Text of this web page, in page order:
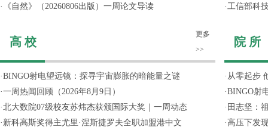
·
《自然》（20260806出版）一周论文导读
高 校
更多
>>
·BINGO射电望远镜：探寻宇宙膨胀的暗能量之谜
·一周热闻回顾（2026年8月9日）
·北大数院07级校友苏炜杰获颁国际大奖｜一周动态
· 新科高斯奖得主尤里·涅斯捷罗夫全职加盟港中文
·工信部科
院 所
· 从零起步
·BINGO射
· 田志坚：
· 高压下发